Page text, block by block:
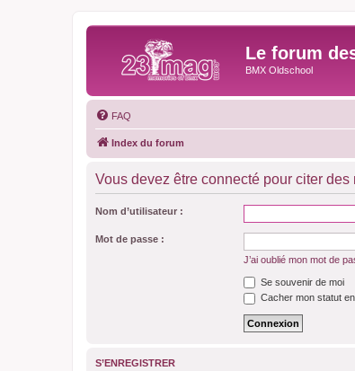
Le forum
BMX Oldschool
FAQ
Index du forum
Vous devez être connecté pour citer
Nom d’utilisateur :
Mot de passe :
J’ai oublié mon mot de
Se souvenir de moi
Cacher mon statut
S’ENREGISTRER